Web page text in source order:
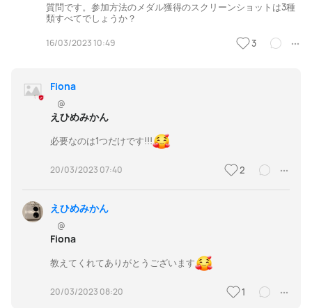
質問です。参加方法のメダル獲得のスクリーンショットは3種
類すべてでしょうか？
16/03/2023 10:49 3
Fiona
@
えひめみかん
必要なのは1つだけです!!!
20/03/2023 07:40 2
えひめみかん
@
Fiona
教えてくれてありがとうございます
20/03/2023 08:20 1